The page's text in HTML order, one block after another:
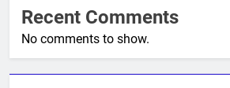
Recent Comments
No comments to show.